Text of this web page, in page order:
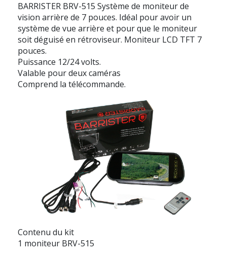
BARRISTER BRV-515 Système de moniteur de
vision arrière de 7 pouces. Idéal pour avoir un
système de vue arrière et pour que le moniteur
soit déguisé en rétroviseur. Moniteur LCD TFT 7
pouces.
Puissance 12/24 volts.
Valable pour deux caméras
Comprend la télécommande.
Contenu du kit
1 moniteur BRV-515